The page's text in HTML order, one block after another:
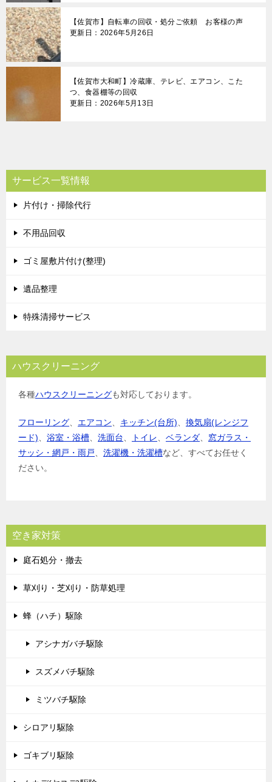
【佐賀市】自転車の回収・処分ご依頼 お客様の声
更新日：2026年5月26日
【佐賀市大和町】冷蔵庫、テレビ、エアコン、こた
つ、食器棚等の回収
更新日：2026年5月13日
サービス一覧情報
片付け・掃除代行
不用品回収
ゴミ屋敷片付け(整理)
遺品整理
特殊清掃サービス
ハウスクリーニング
各種ハウスクリーニングも対応しております。
フローリング、 エアコン、 キッチン(台所)、 換気扇(レンジフ
ード)、 浴室・浴槽、 洗面台、 トイレ、 ベランダ、 窓ガラス・
サッシ・網戸・雨戸、 洗濯機・洗濯槽など、すべてお任せく
ださい。
空き家対策
庭石処分・撤去
草刈り・芝刈り・防草処理
蜂（ハチ）駆除
アシナガバチ駆除
スズメバチ駆除
ミツバチ駆除
シロアリ駆除
ゴキブリ駆除